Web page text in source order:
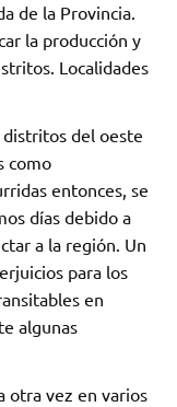
de la Provincia.
la producción y
Localidades
distritos del oeste
como
entonces, se
días debido a
a la región. Un
para los
en
algunas
otra vez en varios